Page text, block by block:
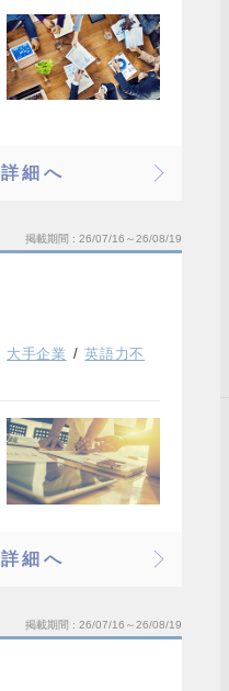
詳細へ
掲載期間 26/07/16～26/08/19
大手企業
英語力不
詳細へ
掲載期間 26/07/16～26/08/19